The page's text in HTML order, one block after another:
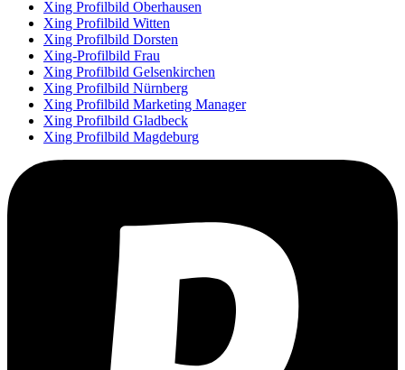
Xing Profilbild Oberhausen
Xing Profilbild Witten
Xing Profilbild Dorsten
Xing-Profilbild Frau
Xing Profilbild Gelsenkirchen
Xing Profilbild Nürnberg
Xing Profilbild Marketing Manager
Xing Profilbild Gladbeck
Xing Profilbild Magdeburg